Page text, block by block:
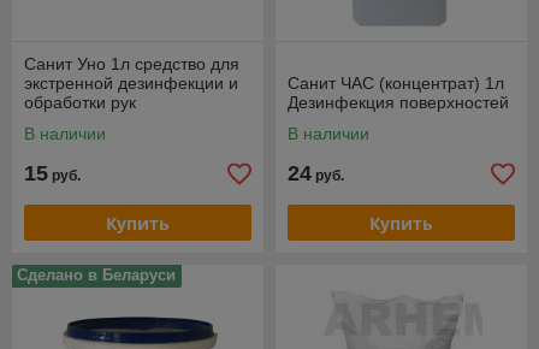
Санит Уно 1л средство для
экстренной дезинфекции и
обработки рук
В наличии
15 руб.
Купить
Санит ЧАС (концентрат) 1л
Дезинфекция поверхностей
В наличии
24 руб.
Купить
Сделано в Беларуси